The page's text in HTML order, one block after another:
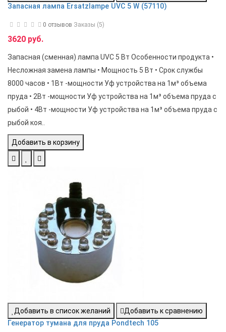
Запасная лампа Ersatzlampe UVC 5 W (57110)
0 отзывов Заказы (5)
3620 руб.
Запасная (сменная) лампа UVC 5 Вт Особенности продукта •
Несложная замена лампы • Мощность 5 Вт • Срок службы
8000 часов • 1Вт -мощности Уф устройства на 1м³ объема
пруда • 2Вт -мощности Уф устройства на 1м³ объема пруда с
рыбой • 4Вт -мощности Уф устройства на 1м³ объема пруда с
рыбой коя..
Добавить в корзину
Добавить в список желаний
Добавить к сравнению
Генератор тумана для пруда Pondtech 105